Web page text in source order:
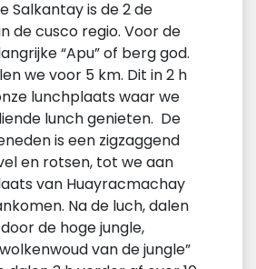
Salkantay is de 2 de
de cusco regio. Voor de
“Apu” of berg god.
we voor 5 km. Dit in 2 h
lunchplaats waar we
lunch genieten. De
is een zigzaggend
en rotsen, tot we aan
van Huayracmachay
Na de luch, dalen
de hoge jungle,
van de jungle”